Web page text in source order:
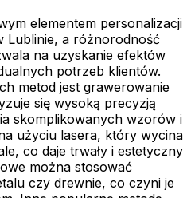
elementem personalizacji
Lublinie, a różnorodność
na uzyskanie efektów
potrzeb klientów.
metod jest grawerowanie
się wysoką precyzją
skomplikowanych wzorów i
użyciu lasera, który wycina
co daje trwały i estetyczny
można stosować
czy drewnie, co czyni je